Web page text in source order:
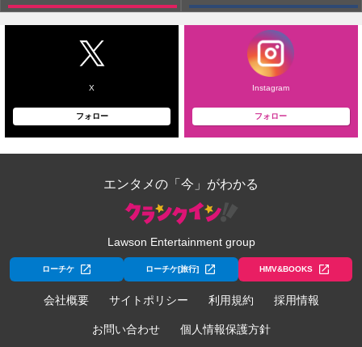
X
フォロー
Instagram
フォロー
エンタメの「今」がわかる
Lawson Entertainment group
ローチケ ローチケ[旅行] HMV&BOOKS
会社概要 サイトポリシー 利用規約 採用情報
お問い合わせ 個人情報保護方針